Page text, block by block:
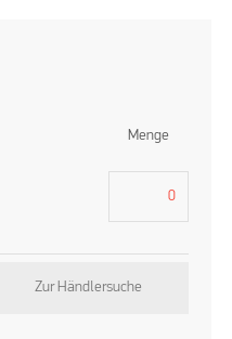
Menge
Zur Händlersuche